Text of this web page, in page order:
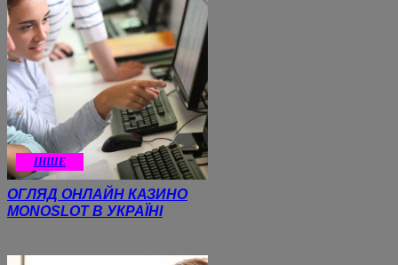
ІНШЕ
ОГЛЯД ОНЛАЙН КАЗИНО
MONOSLOT В УКРАЇНІ